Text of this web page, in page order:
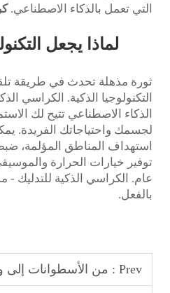
التي تعمل بالذكاء الاصطناعي.
لماذا يجعل
ثورة مذهلة تحدث في طريقة
التكنولوجيا الذكية. الكراسي
الذكاء الاصطناعي تتيح لك
لجسمك واحتياجاتك الفريدة.
استهداف المناطق المؤلمة،
توفير خيارات الحرارة
عام. الكراسي الذكية للتدليك
بالفعل.
Prev : من الأسطوانات إلى وسائد الهواء: